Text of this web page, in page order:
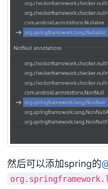
然后可以添加spring的